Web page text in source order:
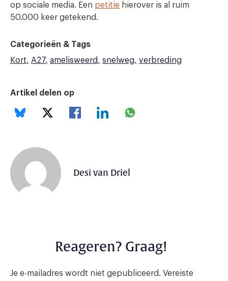
op sociale media. Een petitie hierover is al ruim
50.000 keer getekend.
Categorieën & Tags
Kort
A27 amelisweerd snelweg verbreding
Artikel delen op
Desi van Driel
Reageren? Graag!
Je e-mailadres wordt niet gepubliceerd. Vereiste